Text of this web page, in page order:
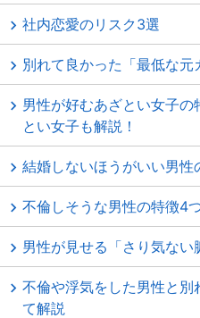
社内恋愛のリスク3選
別れて良かった「最低な元
男性が好むあざとい女子
とい女子も解説！
結婚しないほうがいい男性
不倫しそうな男性の特徴4
男性が見せる「さり気ない
不倫や浮気をした男性と
て解説